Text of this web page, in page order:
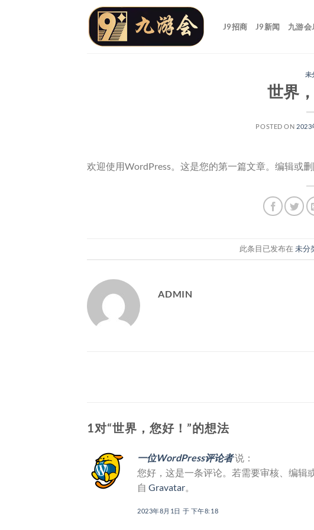
J9招商 J9新闻 九游会
未
世界
POSTED ON 2023
欢迎使用WordPress。这是您的第一篇文章。编辑或
此条目已发布在未分
ADMIN
1对“世界，您好！ ”的想法
一位WordPress评论者说：
您好，这是一条评论。若需要审核、编辑
自 Gravatar。
2023年8月1日 于 下午8:18